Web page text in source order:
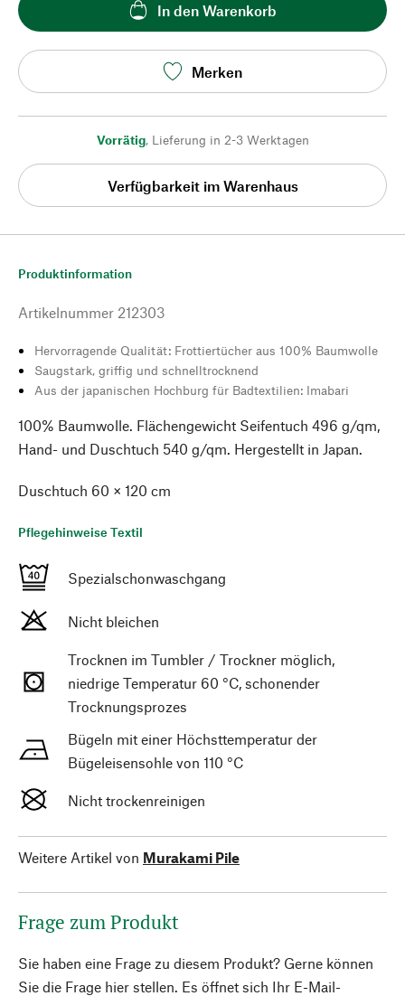
In den Warenkorb
Merken
Vorrätig, Lieferung in 2-3 Werktagen
Verfügbarkeit im Warenhaus
Produktinformation
Artikelnummer 212303
Hervorragende Qualität: Frottiertücher aus 100% Baumwolle
Saugstark, griffig und schnelltrocknend
Aus der japanischen Hochburg für Badtextilien: Imabari
100% Baumwolle. Flächengewicht Seifentuch 496 g/qm,
Hand- und Duschtuch 540 g/qm. Hergestellt in Japan.
Duschtuch 60 × 120 cm
Pflegehinweise Textil
Spezialschonwaschgang
Nicht bleichen
Trocknen im Tumbler / Trockner möglich,
niedrige Temperatur 60 °C, schonender
Trocknungsprozes
Bügeln mit einer Höchsttemperatur der
Bügeleisensohle von 110 °C
Nicht trockenreinigen
Weitere Artikel von Murakami Pile
Frage zum Produkt
Sie haben eine Frage zu diesem Produkt? Gerne können
Sie die Frage hier stellen. Es öffnet sich Ihr E-Mail-